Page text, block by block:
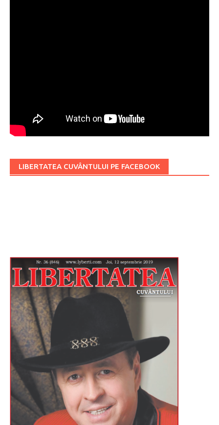
LIBERTATEA CUVÂNTULUI PE FACEBOOK